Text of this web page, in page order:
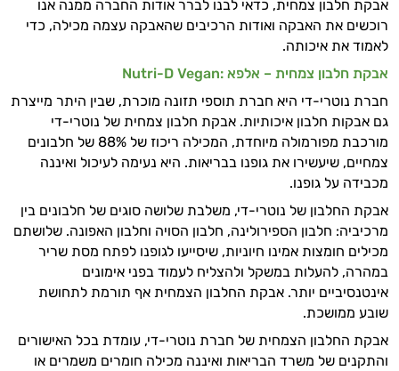
אבקת חלבון צמחית, כדאי לבנו לברר אודות החברה ממנה אנו
רוכשים את האבקה ואודות הרכיבים שהאבקה עצמה מכילה, כדי
לאמוד את איכותה.
אבקת חלבון צמחית – אלפא :Nutri-D Vegan
חברת נוטרי-די היא חברת תוספי תזונה מוכרת, שבין היתר מייצרת
גם אבקות חלבון איכותיות. אבקת חלבון צמחית של נוטרי-די
מורכבת מפורמולה מיוחדת, המכילה ריכוז של 88% של חלבונים
צמחיים, שיעשירו את גופנו בבריאות. היא נעימה לעיכול ואיננה
מכבידה על גופנו.
אבקת החלבון של נוטרי-די, משלבת שלושה סוגים של חלבונים בין
מרכיביה: חלבון הספירולינה, חלבון הסויה וחלבון האפונה. שלושתם
מכילים חומצות אמינו חיוניות, שיסייעו לגופנו לפתח מסת שריר
במהרה, להעלות במשקל ולהצליח לעמוד בפני אימונים
אינטנסיביים יותר. אבקת החלבון הצמחית אף תורמת לתחושת
שובע ממושכת.
אבקת החלבון הצמחית של חברת נוטרי-די, עומדת בכל האישורים
והתקנים של משרד הבריאות ואיננה מכילה חומרים משמרים או